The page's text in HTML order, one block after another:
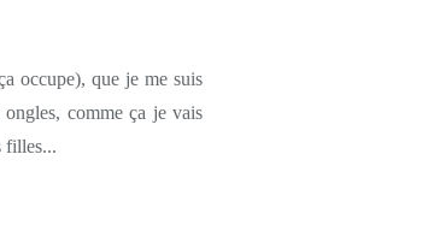
occupe), que je me suis
comme ça je vais
filles...